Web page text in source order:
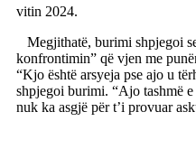
vitin 2024.
Megjithatë, burimi shpjegoi
konfrontimin” që vjen me
“Kjo është arsyeja pse ajo u
shpjegoi burimi. “Ajo tashmë
nuk ka asgjë për t’i provuar